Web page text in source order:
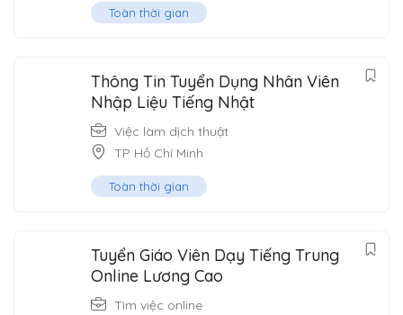
Toàn thời gian
Thông Tin Tuyển Dụng Nhân Viên
Nhập Liệu Tiếng Nhật
Việc làm dịch thuật
TP Hồ Chí Minh
Toàn thời gian
Tuyển Giáo Viên Dạy Tiếng Trung
Online Lương Cao
Tìm việc online